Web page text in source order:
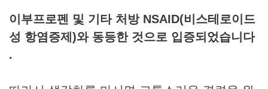
이부프로펜 및 기타 처방 NSAID(비스테로이드
성 항염증제)와 동등한 것으로 입증되었습니다
.